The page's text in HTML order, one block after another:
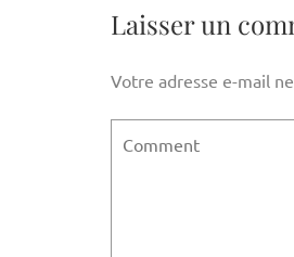
l’article
Laisser un
Votre adresse e-mail